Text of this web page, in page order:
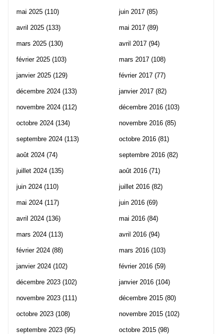
mai 2025 (110)
avril 2025 (133)
mars 2025 (130)
février 2025 (103)
janvier 2025 (129)
décembre 2024 (133)
novembre 2024 (112)
octobre 2024 (134)
septembre 2024 (113)
août 2024 (74)
juillet 2024 (135)
juin 2024 (110)
mai 2024 (117)
avril 2024 (136)
mars 2024 (113)
février 2024 (88)
janvier 2024 (102)
décembre 2023 (102)
novembre 2023 (111)
octobre 2023 (108)
septembre 2023 (95)
juin 2017 (85)
mai 2017 (89)
avril 2017 (94)
mars 2017 (108)
février 2017 (77)
janvier 2017 (82)
décembre 2016 (103)
novembre 2016 (85)
octobre 2016 (81)
septembre 2016 (82)
août 2016 (71)
juillet 2016 (82)
juin 2016 (69)
mai 2016 (84)
avril 2016 (94)
mars 2016 (103)
février 2016 (59)
janvier 2016 (104)
décembre 2015 (80)
novembre 2015 (102)
octobre 2015 (98)